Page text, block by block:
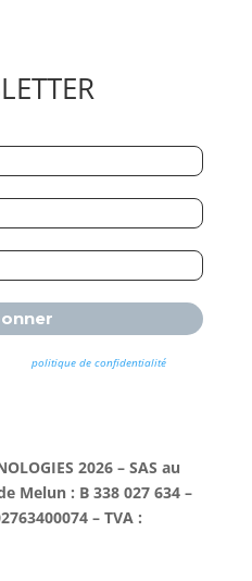
politique de confidentialitépour
2026 – SAS au
Melun : B 338 027 634 –
– TVA :